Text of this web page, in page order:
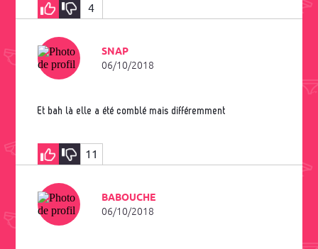
4
SNAP
06/10/2018
Et bah là elle a été comblé mais différemment
11
BABOUCHE
06/10/2018